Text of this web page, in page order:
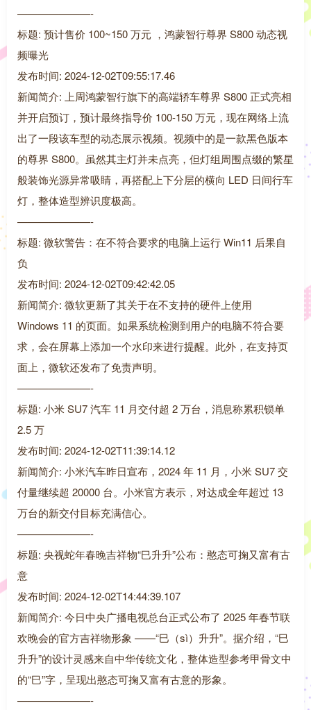
———————-
标题: 预计售价 100~150 万元 ，鸿蒙智行尊界 S800 动态视
频曝光
发布时间: 2024-12-02T09:55:17.46
新闻简介: 上周鸿蒙智行旗下的高端轿车尊界 S800 正式亮相
并开启预订，预计最终指导价 100-150 万元，现在网络上流
出了一段该车型的动态展示视频。视频中的是一款黑色版本
的尊界 S800。虽然其主灯并未点亮，但灯组周围点缀的繁星
般装饰光源异常吸睛，再搭配上下分层的横向 LED 日间行车
灯，整体造型辨识度极高。
———————-
标题: 微软警告：在不符合要求的电脑上运行 Win11 后果自
负
发布时间: 2024-12-02T09:42:42.05
新闻简介: 微软更新了其关于在不支持的硬件上使用
Windows 11 的页面。如果系统检测到用户的电脑不符合要
求，会在屏幕上添加一个水印来进行提醒。此外，在支持页
面上，微软还发布了免责声明。
———————-
标题: 小米 SU7 汽车 11 月交付超 2 万台，消息称累积锁单
2.5 万
发布时间: 2024-12-02T11:39:14.12
新闻简介: 小米汽车昨日宣布，2024 年 11 月，小米 SU7 交
付量继续超 20000 台。小米官方表示，对达成全年超过 13
万台的新交付目标充满信心。
———————-
标题: 央视蛇年春晚吉祥物“巳升升”公布：憨态可掬又富有古
意
发布时间: 2024-12-02T14:44:39.107
新闻简介: 今日中央广播电视总台正式公布了 2025 年春节联
欢晚会的官方吉祥物形象 ——“巳（sì）升升”。据介绍，“巳
升升”的设计灵感来自中华传统文化，整体造型参考甲骨文中
的“巳”字，呈现出憨态可掬又富有古意的形象。
———————-